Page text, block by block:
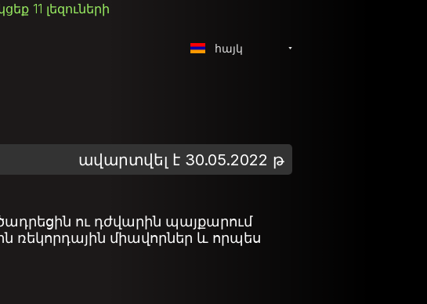
11 լեզուների
հայկ
ավարտվել է 30.05.2022 թ
ու դժվարին պայքարում
ռեկորդային միավորներ և որպես